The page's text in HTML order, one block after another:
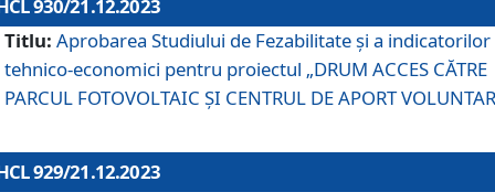
930/21.12.2023
Titlu: Aprobarea Studiului de Fezabilitate și a indicatorilor
tehnico-economici pentru proiectul „DRUM ACCES CĂTRE
PARCUL FOTOVOLTAIC ȘI CENTRUL DE APORT
929/21.12.2023